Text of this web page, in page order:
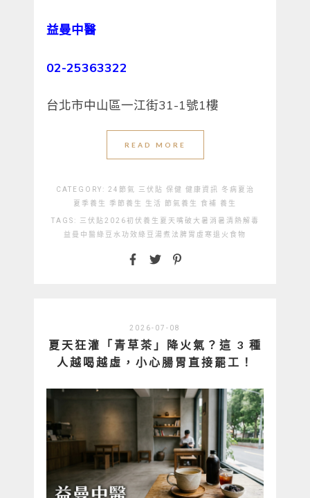
益曼中醫
02-25363322
台北市中山區一江街31-1號1樓
READ MORE
CATEGORY: 24節氣 三伏貼 保健 健康資訊
冬病夏治
夏季養生
季節養生 生活 節氣養生 食補 養生
TAGS: 三伏貼2026初伏養生 夏天嘴破 大暑消暑 清熱解毒
益曼中醫 綠豆水功效綠豆湯煮法 脾胃虛寒 退火食物
2026-07-08
夏天狂灌「青草茶」降火氣？這 3 種
人越喝越虛，小心腸胃直接罷工！